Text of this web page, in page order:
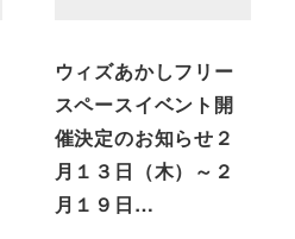
ウィズあかしフリー
スペースイベント開
催決定のお知らせ２
月１３日（木）～２
月１９日…